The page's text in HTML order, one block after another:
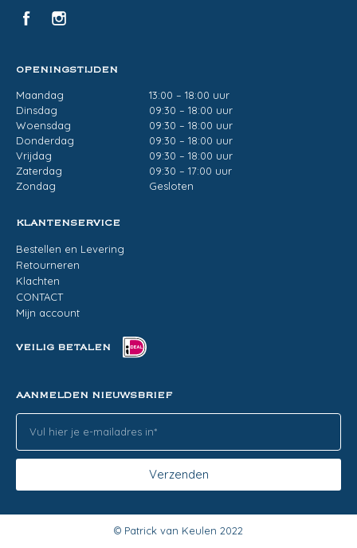
OPENINGSTIJDEN
Maandag
13:00 – 18:00 uur
Dinsdag
09:30 – 18:00 uur
Woensdag
09:30 – 18:00 uur
Donderdag
09:30 – 18:00 uur
Vrijdag
09:30 – 18:00 uur
Zaterdag
09:30 – 17:00 uur
Zondag
Gesloten
KLANTENSERVICE
Bestellen en Levering
Retourneren
Klachten
CONTACT
Mijn account
VEILIG BETALEN
AANMELDEN NIEUWSBRIEF
Verzenden
© Patrick van Keulen 2022